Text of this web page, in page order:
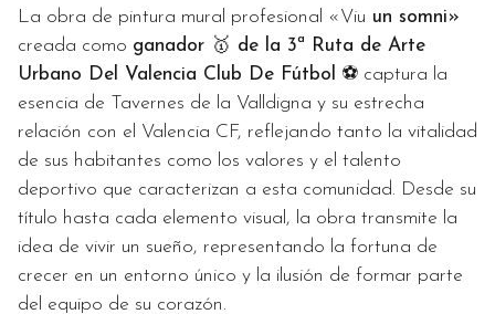
La obra de pintura mural profesional «Viu un somni»
creada como ganador 🥇 de la 3ª Ruta de Arte
Urbano Del Valencia Club De Fútbol
⚽️ captura la
esencia de Tavernes de la Valldigna y su estrecha
relación con el Valencia CF, reflejando tanto la vitalidad
de sus habitantes como los valores y el talento
deportivo que caracterizan a esta comunidad. Desde su
título hasta cada elemento visual, la obra transmite la
idea de vivir un sueño, representando la fortuna de
crecer en un entorno único y la ilusión de formar parte
del equipo de su corazón.